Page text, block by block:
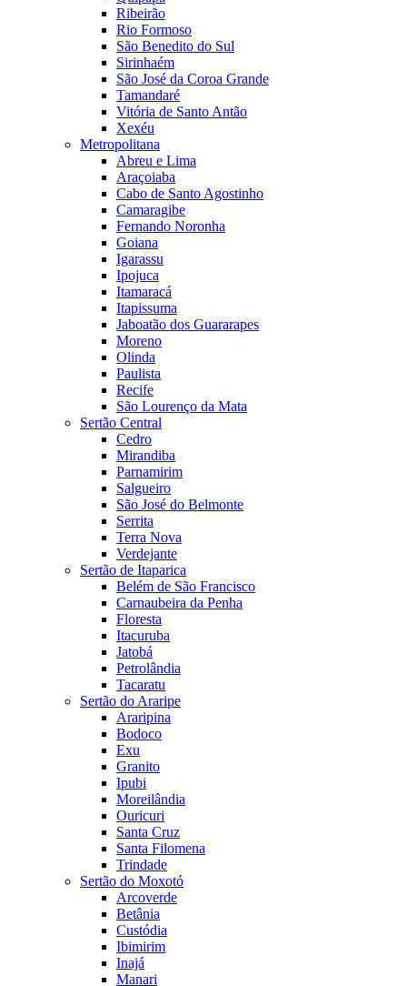
Ribeirão
Rio Formoso
São Benedito do Sul
Sirinhaém
São José da Coroa Grande
Tamandaré
Vitória de Santo Antão
Xexéu
Metropolitana
Abreu e Lima
Araçoiaba
Cabo de Santo Agostinho
Camaragibe
Fernando Noronha
Goiana
Igarassu
Ipojuca
Itamaracá
Itapissuma
Jaboatão dos Guararapes
Moreno
Olinda
Paulista
Recife
São Lourenço da Mata
Sertão Central
Cedro
Mirandiba
Parnamirim
Salgueiro
São José do Belmonte
Serrita
Terra Nova
Verdejante
Sertão de Itaparica
Belém de São Francisco
Carnaubeira da Penha
Floresta
Itacuruba
Jatobá
Petrolândia
Tacaratu
Sertão do Araripe
Araripina
Bodoco
Exu
Granito
Ipubi
Moreilândia
Ouricuri
Santa Cruz
Santa Filomena
Trindade
Sertão do Moxotó
Arcoverde
Betânia
Custódia
Ibimirim
Inajá
Manari